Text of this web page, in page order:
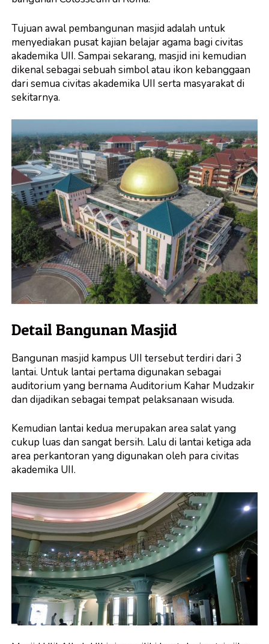
Tujuan awal pembangunan masjid adalah untuk
menyediakan pusat kajian belajar agama bagi civitas
akademika UII. Sampai sekarang, masjid ini kemudian
dikenal sebagai sebuah simbol atau ikon kebanggaan
dari semua civitas akademika UII serta masyarakat di
sekitarnya.
Detail Bangunan Masjid
Bangunan masjid kampus UII tersebut terdiri dari 3
lantai. Untuk lantai pertama digunakan sebagai
auditorium yang bernama Auditorium Kahar Mudzakir
dan dijadikan sebagai tempat pelaksanaan wisuda.
Kemudian lantai kedua merupakan area salat yang
cukup luas dan sangat bersih. Lalu di lantai ketiga ada
area perkantoran yang digunakan oleh para civitas
akademika UII.